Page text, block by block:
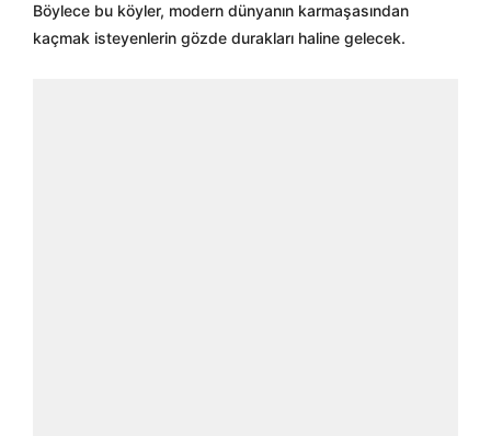
Böylece bu köyler, modern dünyanın karmaşasından
kaçmak isteyenlerin gözde durakları haline gelecek.